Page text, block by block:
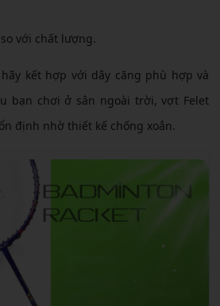
với chất lượng.
kết hợp với dây căng phù hợp và
bạn chơi ở sân ngoài trời, vợt Felet
định nhờ thiết kế chống xoắn.